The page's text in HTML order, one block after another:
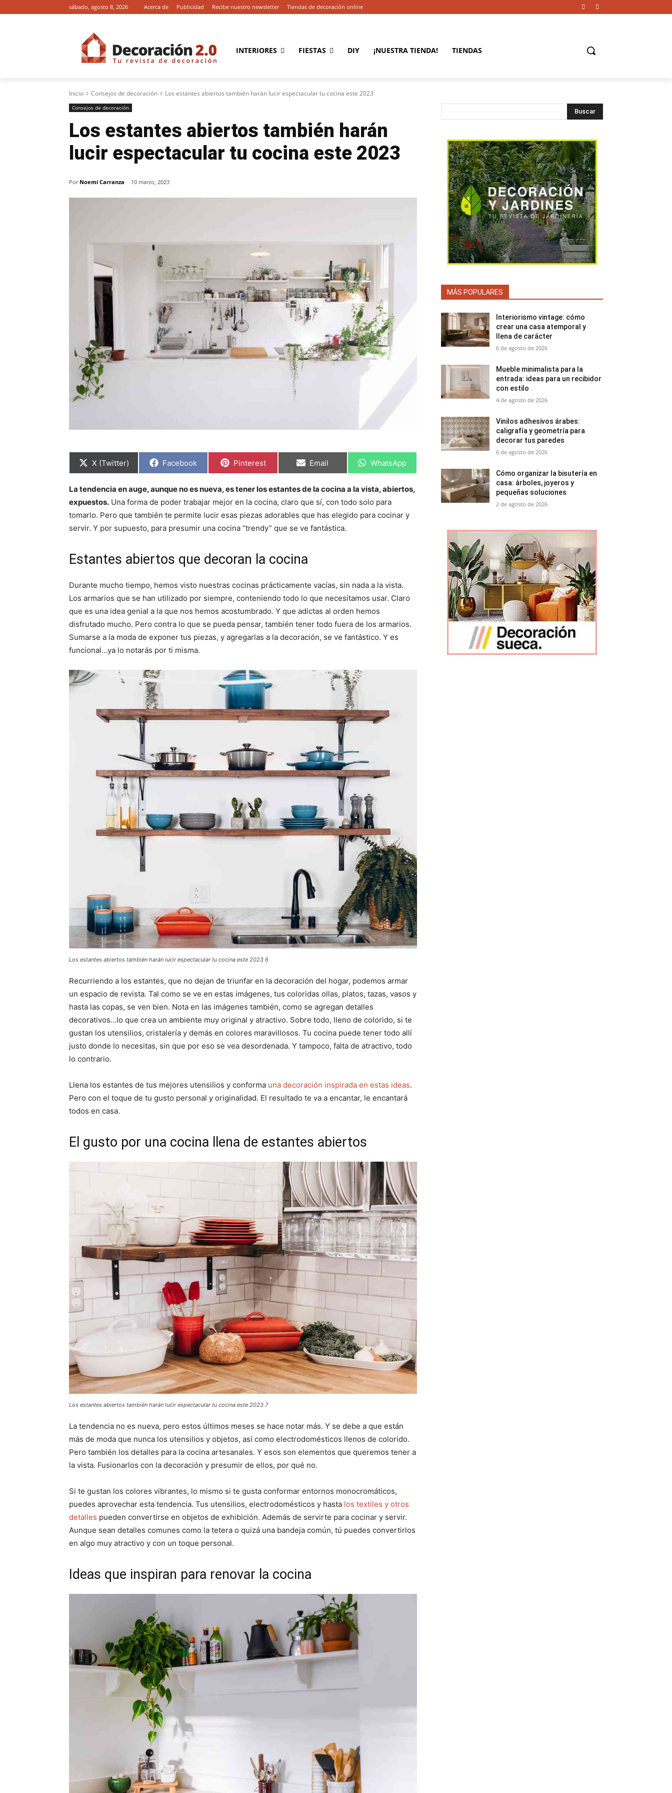
sábado, agosto 8, 2026 Acerca de Publicidad Recibe nuestro newsletter Tiendas de decoración online
INTERIORES FIESTAS DIY ¡NUESTRA TIENDA! TIENDAS
Inicio Consejos de decoración Los estantes abiertos también harán lucir espectacular tu cocina este 2023
Consejos de decoración
Los estantes abiertos también harán
lucir espectacular tu cocina este 2023
Por Noemi Carranza 10 marzo, 2023
C
p
a
r
t
i
e
X (Twitter) C
a
r
t
i
e
Facebook C
p
a
r
i
e
Pinterest C
p
a
r
t
i
e
Email C
p
a
r
t
i
WhatsApp
La tendencia en auge, aunque no es nueva, es tener los estantes de la cocina a la vista, abiertos,
expuestos. Una forma de poder trabajar mejor en la cocina, claro que sí, con todo solo para
tomarlo. Pero que también te permite lucir esas piezas adorables que has elegido para cocinar y
servir. Y por supuesto, para presumir una cocina “trendy” que se ve fantástica.
Estantes abiertos que decoran la cocina
Durante mucho tiempo, hemos visto nuestras cocinas prácticamente vacías, sin nada a la vista.
Los armarios que se han utilizado por siempre, conteniendo todo lo que necesitamos usar. Claro
que es una idea genial a la que nos hemos acostumbrado. Y que adictas al orden hemos
disfrutado mucho. Pero contra lo que se pueda pensar, también tener todo fuera de los armarios.
Sumarse a la moda de exponer tus piezas, y agregarlas a la decoración, se ve fantástico. Y es
funcional…ya lo notarás por ti misma.
Los estantes abiertos también harán lucir espectacular tu cocina este 2023 6
Recurriendo a los estantes, que no dejan de triunfar en la decoración del hogar, podemos armar
un espacio de revista. Tal como se ve en estas imágenes, tus coloridas ollas, platos, tazas, vasos y
hasta las copas, se ven bien. Nota en las imágenes también, como se agregan detalles
decorativos…lo que crea un ambiente muy original y atractivo. Sobre todo, lleno de colorido, si te
gustan los utensilios, cristalería y demás en colores maravillosos. Tu cocina puede tener todo allí
justo donde lo necesitas, sin que por eso se vea desordenada. Y tampoco, falta de atractivo, todo
lo contrario.
Llena los estantes de tus mejores utensilios y conforma una decoración inspirada en estas ideas.
Pero con el toque de tu gusto personal y originalidad. El resultado te va a encantar, le encantará
todos en casa.
El gusto por una cocina llena de estantes abiertos
Los estantes abiertos también harán lucir espectacular tu cocina este 2023 7
La tendencia no es nueva, pero estos últimos meses se hace notar más. Y se debe a que están
más de moda que nunca los utensilios y objetos, así como electrodomésticos llenos de colorido.
Pero también los detalles para la cocina artesanales. Y esos son elementos que queremos tener a
la vista. Fusionarlos con la decoración y presumir de ellos, por qué no.
Si te gustan los colores vibrantes, lo mismo si te gusta conformar entornos monocromáticos,
puedes aprovechar esta tendencia. Tus utensilios, electrodomésticos y hasta los textiles y otros
detalles pueden convertirse en objetos de exhibición. Además de servirte para cocinar y servir.
Aunque sean detalles comunes como la tetera o quizá una bandeja común, tú puedes convertirlos
en algo muy atractivo y con un toque personal.
Ideas que inspiran para renovar la cocina
Buscar
MÁS POPULARES
Interiorismo vintage: cómo
crear una casa atemporal y
llena de carácter
6 de agosto de 2026
Mueble minimalista para la
entrada: ideas para un recibidor
con estilo
4 de agosto de 2026
Vinilos adhesivos árabes:
caligrafía y geometría para
decorar tus paredes
6 de agosto de 2026
Cómo organizar la bisutería en
casa: árboles, joyeros y
pequeñas soluciones
2 de agosto de 2026